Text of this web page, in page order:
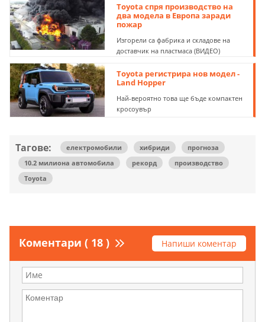
Toyota спря производство на
два модела в Европа заради
пожар
Изгорели са фабрика и складове на
доставчик на пластмаса (ВИДЕО)
Toyota регистрира нов модел -
Land Hopper
Най-вероятно това ще бъде компактен
кросоувър
Тагове: електромобили хибриди
прогноза
10.2 милиона автомобила
рекорд
производство
Toyota
Коментари ( 18 ) Напиши коментар